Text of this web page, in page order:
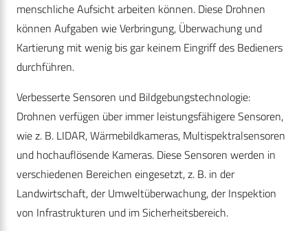
menschliche Aufsicht arbeiten können. Diese Drohnen
können Aufgaben wie Verbringung, Überwachung und
Kartierung mit wenig bis gar keinem Eingriff des Bedieners
durchführen.
Verbesserte Sensoren und Bildgebungstechnologie:
Drohnen verfügen über immer leistungsfähigere Sensoren,
wie z. B. LIDAR, Wärmebildkameras, Multispektralsensoren
und hochauflösende Kameras. Diese Sensoren werden in
verschiedenen Bereichen eingesetzt, z. B. in der
Landwirtschaft, der Umweltüberwachung, der Inspektion
von Infrastrukturen und im Sicherheitsbereich.